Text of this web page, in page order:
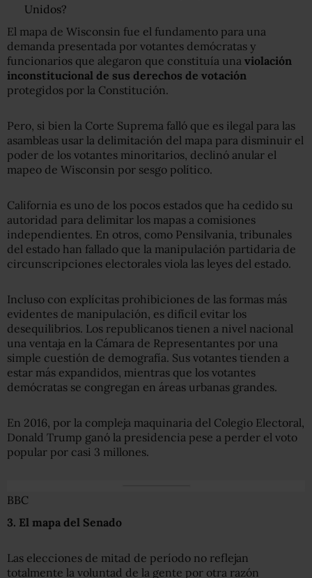
Unidos?
El mapa de Wisconsin fue el fundamento para una
demanda presentada por votantes demócratas y
funcionarios que alegaron que constituía una violación
inconstitucional de sus derechos de votación
protegidos por la Constitución.
Pero, si bien la Corte Suprema falló que es ilegal para las
asambleas usar la delimitación del mapa para disminuir el
poder de los votantes minoritarios, declinó anular el
mapeo de Wisconsin por sesgo político.
California es uno de los pocos estados que ha cedido su
autoridad para delimitar los mapas a comisiones
independientes. En otros, como Pensilvania, tribunales
del estado han fallado que la manipulación partidaria de
circunscripciones electorales viola las leyes del estado.
Incluso con explícitas prohibiciones de las formas más
evidentes de manipulación, es difícil evitar los
desequilibrios. Los republicanos tienen a nivel nacional
una ventaja en la Cámara de Representantes por una
simple cuestión de demografía. Sus votantes tienden a
estar más expandidos, mientras que los votantes
demócratas se congregan en áreas urbanas grandes.
En 2016, por la compleja maquinaria del Colegio Electoral,
Donald Trump ganó la presidencia pese a perder el voto
popular por casi 3 millones.
BBC
3. El mapa del Senado
Las elecciones de mitad de período no reflejan
totalmente la voluntad de la gente por otra razón